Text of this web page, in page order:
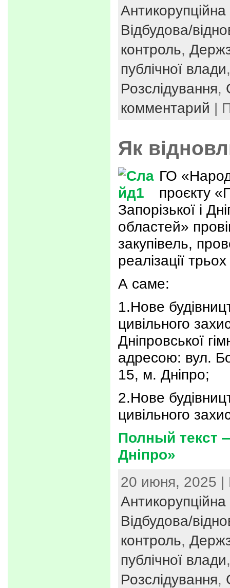
Антикорупційна
Відбудова/
контроль,
публічної влади
Розслідування,
комментарий |
Як
ГО
проєкту
Запорізької і
областей»
закупівель,
реалізації
А саме:
1.Нове
цивільного
Дніпровської
адресою: вул.
15, м. Дніпро;
2.Нове
цивільного
Полный текст
Дніпро»
20 июня, 2025 |
Антикорупційна
Відбудова/
контроль,
публічної влади
Розслідування,